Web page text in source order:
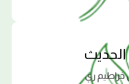
خراطيم ري